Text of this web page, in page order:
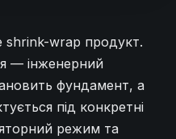
shrink-wrap продукт.
— інженерний
фундамент, а
під конкретні
режим та